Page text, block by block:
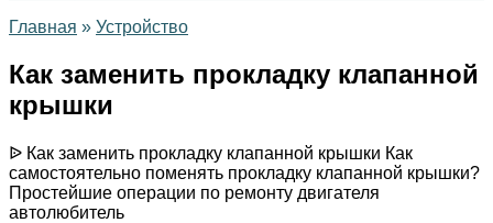
Главная » Устройство
Как заменить прокладку клапанной
крышки
ᐉ Как заменить прокладку клапанной крышки Как
самостоятельно поменять прокладку клапанной крышки?
Простейшие операции по ремонту двигателя
автолюбитель